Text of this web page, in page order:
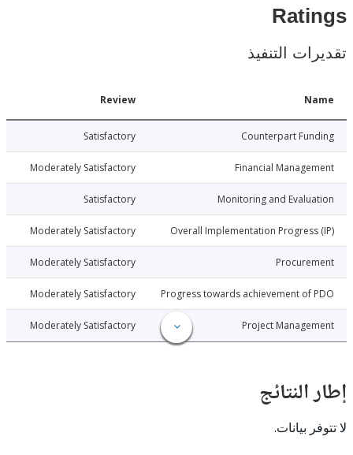
التنفيذ
Counterpart
Satisfactory
Financial
Moderately Satisfactory
01-22
Monitoring and
Satisfactory
Overall Implementation
Moderately Satisfactory
01-22
Moderately Satisfactory
01-22
Progress towards achievement of
Moderately Satisfactory
01-22
Project
Moderately Satisfactory
01-22
بيانات.